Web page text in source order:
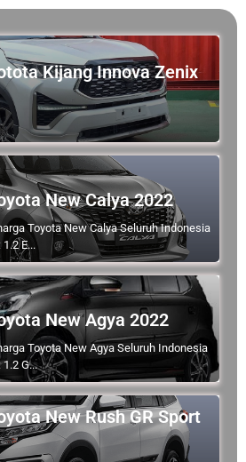
Kijang Innova Zenix
New Calya 2022
Toyota New Calya Seluruh Indonesia
E...
New Agya 2022
Toyota New Agya Seluruh Indonesia
G...
New Rush GR Sport